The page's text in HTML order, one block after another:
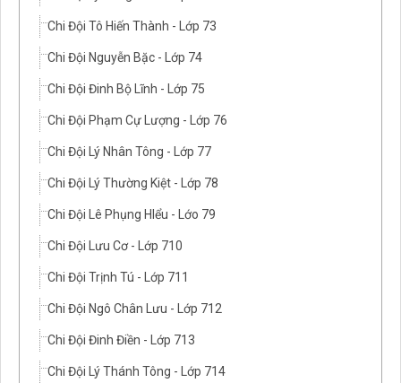
Chi Đội Tô Hiến Thành - Lớp 73
Chi Đội Nguyễn Bặc - Lớp 74
Chi Đội Đinh Bộ Lĩnh - Lớp 75
Chi Đội Phạm Cự Lượng - Lớp 76
Chi Đội Lý Nhân Tông - Lớp 77
Chi Đội Lý Thường Kiệt - Lớp 78
Chi Đội Lê Phụng HIểu - Lớo 79
Chi Đội Lưu Cơ - Lớp 710
Chi Đội Trịnh Tú - Lớp 711
Chi Đội Ngô Chân Lưu - Lớp 712
Chi Đội Đinh Điền - Lớp 713
Chi Đội Lý Thánh Tông - Lớp 714